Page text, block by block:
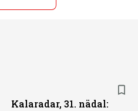
Kalaradar, 31. nädal: